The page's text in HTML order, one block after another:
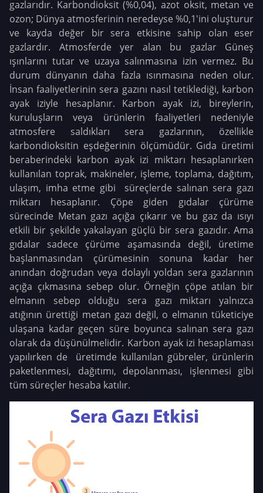
gazlarıdır. Karbondioksit (%0,04), azot oksit, metan ve
ozon; Dünya atmosferinin neredeyse %0,1'ini oluşturur
ve kayda değer bir sera etkisine sahip olan eser
gazlardır. Atmosferde yer alan bu gazlar Güneş
ışınlarını tutar ve uzaya salınmasına izin vermez. Bu
durum dünyanın daha fazla ısınmasına neden olur.
İnsan faaliyetlerinin sera gazını nasıl tetiklediği, karbon
ayak iziyle hesaplanır. Karbon ayak izi, bireylerin,
kuruluşların veya ürünlerin faaliyetleri nedeniyle
atmosfere saldıkları sera gazlarının, özellikle
karbondioksitin eşdeğerinin ölçümüdür. Gıda üretimi
beraberindeki karbon ayak izi miktarı hesaplanırken
kullanılan toprak, makineler, işleme, toplama, dağıtım,
ulaşım, imha etme gibi süreçlerde salınan sera gazı
miktarı hesaplanır. Çöpe giden gıdalar çürüme
sürecinde Metan gazı açığa çıkarır ve bu gaz da ısıyı
etkili bir şekilde yakalayan güçlü bir sera gazıdır. Ama
gıdalar sadece çürüme aşamasında değil, üretime
başlanmasından çürümesinin sonuna kadar her
anından doğrudan veya dolaylı yoldan sera gazlarının
açığa çıkmasına sebep olur. Örneğin çöpe atılan bir
elmanın sebep olduğu sera gazı miktarı yalnızca
atığının ürettiği metan gazı değil, o elmanın tüketiciye
ulaşana kadar geçen süre boyunca salınan sera gazı
olarak da düşünülmelidir. Karbon ayak izi hesaplaması
yapılırken de üretimde kullanılan gübreler, ürünlerin
paketlenmesi, dağıtımı, depolanması, işlenmesi gibi
tüm süreçler hesaba katılır.